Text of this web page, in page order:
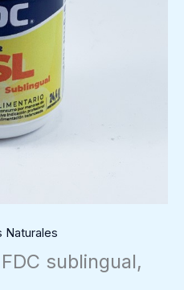
Naturales
sublingual,